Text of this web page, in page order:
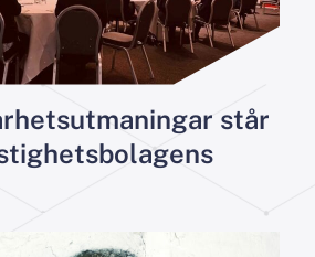
står